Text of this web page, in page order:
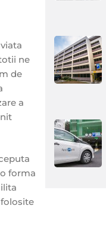
ne
de
a
forma